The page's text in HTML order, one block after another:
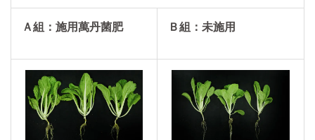
Ａ組：施用萬丹菌肥 Ｂ組：未施用